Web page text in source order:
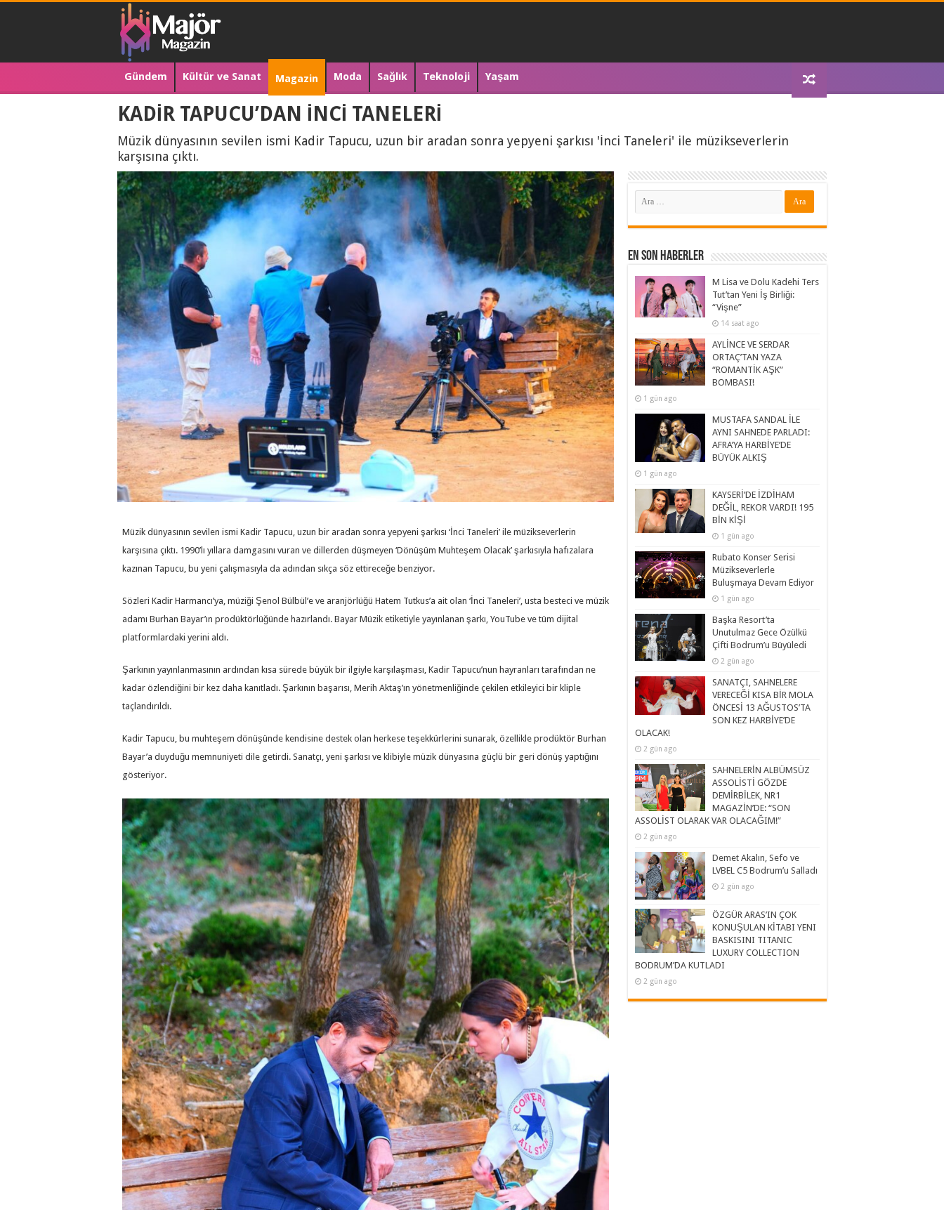
Gündem Kültür ve Sanat Magazin Moda Sağlık Teknoloji Yaşam
KADİR TAPUCU’DAN İNCİ TANELERİ
Müzik dünyasının sevilen ismi Kadir Tapucu, uzun bir aradan sonra yepyeni şarkısı 'İnci Taneleri' ile müzikseverlerin
karşısına çıktı.
Müzik dünyasının sevilen ismi Kadir Tapucu, uzun bir aradan sonra yepyeni şarkısı ‘İnci Taneleri’ ile müzikseverlerin
karşısına çıktı. 1990’lı yıllara damgasını vuran ve dillerden düşmeyen ‘Dönüşüm Muhteşem Olacak’ şarkısıyla hafızalara
kazınan Tapucu, bu yeni çalışmasıyla da adından sıkça söz ettireceğe benziyor.
Sözleri Kadir Harmancı’ya, müziği Şenol Bülbül’e ve aranjörlüğü Hatem Tutkus’a ait olan ‘İnci Taneleri’, usta besteci ve müzik
adamı Burhan Bayar’ın prodüktörlüğünde hazırlandı. Bayar Müzik etiketiyle yayınlanan şarkı, YouTube ve tüm dijital
platformlardaki yerini aldı.
Şarkının yayınlanmasının ardından kısa sürede büyük bir ilgiyle karşılaşması, Kadir Tapucu’nun hayranları tarafından ne
kadar özlendiğini bir kez daha kanıtladı. Şarkının başarısı, Merih Aktaş’ın yönetmenliğinde çekilen etkileyici bir kliple
taçlandırıldı.
Kadir Tapucu, bu muhteşem dönüşünde kendisine destek olan herkese teşekkürlerini sunarak, özellikle prodüktör Burhan
Bayar’a duyduğu memnuniyeti dile getirdi. Sanatçı, yeni şarkısı ve klibiyle müzik dünyasına güçlü bir geri dönüş yaptığını
gösteriyor.
En Son Haberler
M Lisa ve Dolu Kadehi Ters
Tut’tan Yeni İş Birliği:
“Vişne”
14 saat ago
AYLİNCE VE SERDAR
ORTAÇ’TAN YAZA
“ROMANTİK AŞK”
BOMBASI!
1 gün ago
MUSTAFA SANDAL İLE
AYNI SAHNEDE PARLADI:
AFRA’YA HARBİYE’DE
BÜYÜK ALKIŞ
1 gün ago
KAYSERİ’DE İZDİHAM
DEĞİL, REKOR VARDI! 195
BİN KİŞİ
1 gün ago
Rubato Konser Serisi
Müzikseverlerle
Buluşmaya Devam Ediyor
1 gün ago
Başka Resort’ta
Unutulmaz Gece Özülkü
Çifti Bodrum’u Büyüledi
2 gün ago
SANATÇI, SAHNELERE
VERECEĞİ KISA BİR MOLA
ÖNCESİ 13 AĞUSTOS’TA
SON KEZ HARBİYE’DE
OLACAK!
2 gün ago
SAHNELERİN ALBÜMSÜZ
ASSOLİSTİ GÖZDE
DEMİRBİLEK, NR1
MAGAZİN’DE: “SON
ASSOLİST OLARAK VAR OLACAĞIM!”
2 gün ago
Demet Akalın, Sefo ve
LVBEL C5 Bodrum’u Salladı
2 gün ago
ÖZGÜR ARAS’IN ÇOK
KONUŞULAN KİTABI YENI
BASKISINI TITANIC
LUXURY COLLECTION
BODRUM’DA KUTLADI
2 gün ago